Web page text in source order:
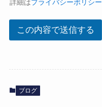
署
*
詳細はプライバシーポリシー
この内容で送信する
ブログ